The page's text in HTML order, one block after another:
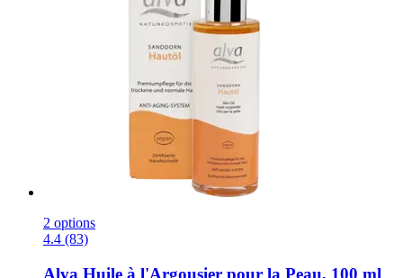
2 options
4.4 (83)
Alva Huile à l'Argousier pour la Peau, 100 ml